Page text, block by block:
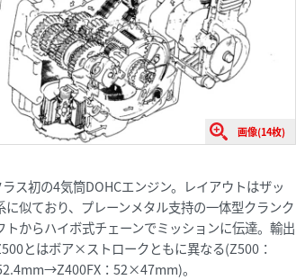
画像(14枚)
ス初の4気筒DOHCエンジン。レイアウトはザッ
に似ており、プレーンメタル支持の一体型クランク
トからハイボ式チェーンでミッションに伝達。輸出
とはボア×ストロークともに異なる(Z500：
：52×47mm)。